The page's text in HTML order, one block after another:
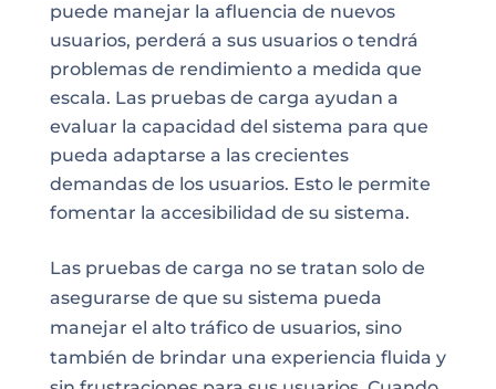
puede manejar la afluencia de nuevos
usuarios, perderá a sus usuarios o tendrá
problemas de rendimiento a medida que
escala. Las pruebas de carga ayudan a
evaluar la capacidad del sistema para que
pueda adaptarse a las crecientes
demandas de los usuarios. Esto le permite
fomentar la accesibilidad de su sistema.
Las pruebas de carga no se tratan solo de
asegurarse de que su sistema pueda
manejar el alto tráfico de usuarios, sino
también de brindar una experiencia fluida y